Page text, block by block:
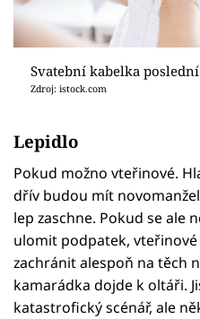
Svatební kabelka
Zdroj: istock.com
Lepidlo
Pokud možno vteřinové.
dřív budou mít
lep zaschne. Pokud se ale
ulomit podpatek,
zachránit alespoň na těch
kamarádka dojde k oltáři.
katastrofický scénář, ale